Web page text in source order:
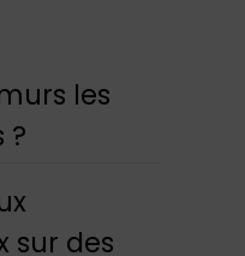
les
?
sur des